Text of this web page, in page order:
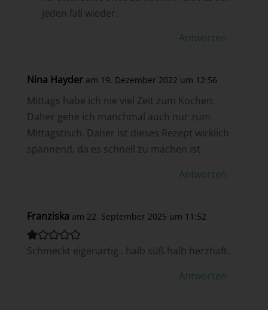
jeden fall wieder.
Antworten
Nina Hayder am 19. Dezember 2022 um 12:56
Mittags habe ich nie viel Zeit zum Kochen.
Daher gehe ich manchmal auch nur zum
Mittagstisch. Daher ist dieses Rezept wirklich
spannend, da es schnell zu machen ist.
Antworten
Franziska am 22. September 2025 um 11:52
Schmeckt eigenartig.. halb süß halb herzhaft.
Antworten